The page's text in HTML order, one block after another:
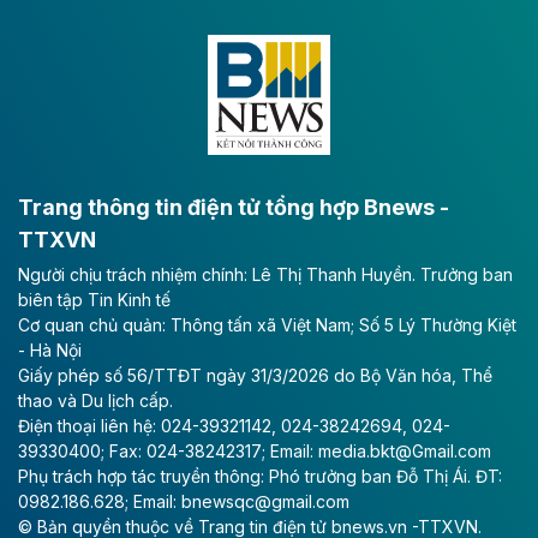
Đông A dài khoảng 25,1 km được kỳ vọng sẽ tạo động
lực phát triển kinh tế - xã hội khu vực phía Nam đồng
Long Thành
Tổng công ty Cảng hàng không Việt Nam - CTCP
(ACV) vừa lập kỷ lục mới về lợi nhuận trong quý
II/2026.
Theo baodautu.vn
Vinaconex lập đỉnh doanh thu
Tổng CTCP Xuất nhập khẩu và Xây dựng Việt Nam
(Vinaconex) đã khép lại nửa đầu năm với doanh thu
thuần gần 7.268 tỷ đồng, tăng 4% so với cùng kỳ và
cũng là mức cao nhất lịch sử hoạt động của doanh
Trang thông tin điện tử tổng hợp Bnews -
TTXVN
Người chịu trách nhiệm chính: Lê Thị Thanh Huyền. Trưởng ban
biên tập Tin Kinh tế
Cơ quan chủ quản: Thông tấn xã Việt Nam; Số 5 Lý Thường Kiệt
- Hà Nội
Giấy phép số 56/TTĐT ngày 31/3/2026 do Bộ Văn hóa, Thể
thao và Du lịch cấp.
Điện thoại liên hệ: 024-39321142, 024-38242694, 024-
39330400; Fax: 024-38242317; Email: media.bkt@Gmail.com
Phụ trách hợp tác truyền thông: Phó trưởng ban Đỗ Thị Ái. ĐT:
0982.186.628; Email: bnewsqc@gmail.com
© Bản quyền thuộc về Trang tin điện tử bnews.vn -TTXVN.